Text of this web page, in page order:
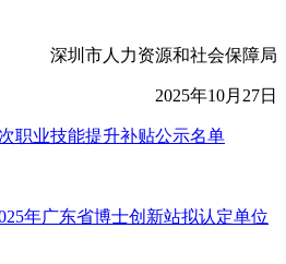
深圳市人力资源和社会保障局
2025年10月27日
职业技能提升补贴公示名单
年广东省博士创新站拟认定单位